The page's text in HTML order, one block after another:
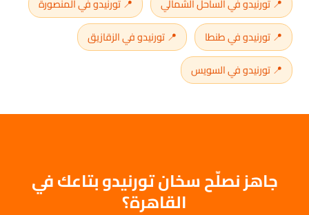
📍 تورنيدو في الساحل الشمالي
📍 تورنيدو في المنصورة
📍 تورنيدو في طنطا
📍 تورنيدو في الزقازيق
📍 تورنيدو في السويس
جاهز نصلّح سخان تورنيدو بتاعك في
القاهرة؟